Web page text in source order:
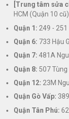
[Trung tâm sửa
HCM (Quận 10 cũ)
Quận 1: 249 - 251
Quận 6: 733 Hậu
Quận 7: 481A
Quận 8: 507 Tùng
Quận 12: 23M
Quận Gò Vấp:
Quận Tân Phú: